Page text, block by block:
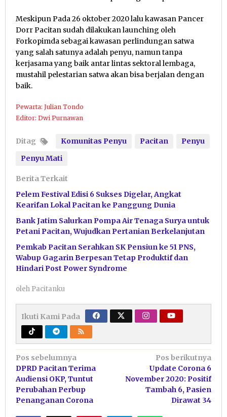
Meskipun Pada 26 oktober 2020 lalu kawasan Pancer
Dorr Pacitan sudah dilakukan launching oleh
Forkopimda sebagai kawasan perlindungan satwa
yang salah satunya adalah penyu, namun tanpa
kerjasama yang baik antar lintas sektoral lembaga,
mustahil pelestarian satwa akan bisa berjalan dengan
baik.
Pewarta: Julian Tondo
Editor: Dwi Purnawan
Ditag Komunitas Penyu Pacitan
Penyu
Penyu Mati
Berita Terkait
Pelem Festival Edisi 6 Sukses Digelar, Angkat
Kearifan Lokal Pacitan ke Panggung Dunia
Bank Jatim Salurkan Pompa Air Tenaga Surya untuk
Petani Pacitan, Wujudkan Pertanian Berkelanjutan
Pemkab Pacitan Serahkan SK Pensiun ke 51 PNS,
Wabup Gagarin Berpesan Tetap Produktif dan
Hindari Post Power Syndrome
oleh Pacitanku
Ikuti Kami Pada
Navigasi
pos
Pos sebelumnya
DPRD Pacitan Terima
Audiensi OKP, Tuntut
Perubahan Perbup
Penanganan Corona
Pos berikutnya
Update Corona 6
November 2020: Positif
Tambah 6, Pasien
Dirawat 34